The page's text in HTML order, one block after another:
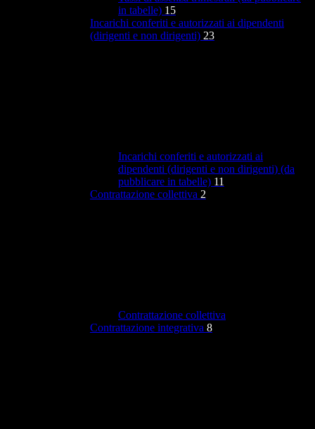
in tabelle) 15
Incarichi conferiti e autorizzati ai dipendenti
(dirigenti e non dirigenti) 23
Incarichi conferiti e autorizzati ai
dipendenti (dirigenti e non dirigenti) (da
pubblicare in tabelle) 11
Contrattazione collettiva 2
Contrattazione collettiva
Contrattazione integrativa 8